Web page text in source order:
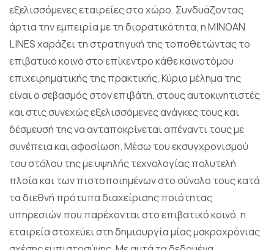
εξελισσόμενες εταιρείες στο χώρο. Συνδυάζοντας
άρτια την εμπειρία με τη διορατικότητα, η MINOAN
LINES χαράζει τη στρατηγική της τοποθετώντας το
επιβατικό κοινό στο επίκεντρο κάθε καινοτόμου
επιχειρηματικής της πρακτικής. Κύριο μέλημα της
είναι ο σεβασμός στον επιβάτη, στους αυτοκινητιστές
και στις συνεχώς εξελισσόμενες ανάγκες τους και
δέσμευσή της να ανταποκρίνεται απέναντι τους με
συνέπεια και αφοσίωση. Μέσω του εκσυγχρονισμού
του στόλου της με υψηλής τεχνολογίας πολυτελή
πλοία και των πιστοποιημένων στο σύνολο τους κατά
τα διεθνή πρότυπα διαχείρισης ποιότητας
υπηρεσιών που παρέχονται στο επιβατικό κοινό, η
εταιρεία στοχεύει στη δημιουργία μίας μακροχρόνιας